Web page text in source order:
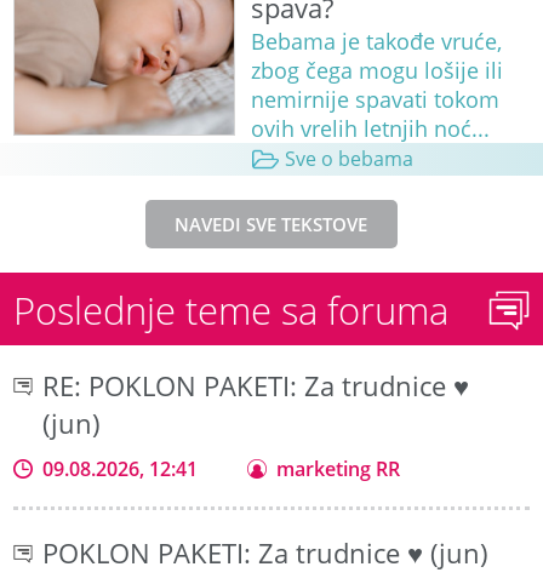
spava?
Bebama je takođe vruće,
zbog čega mogu lošije ili
nemirnije spavati tokom
ovih vrelih letnjih noć...
Sve o bebama
NAVEDI SVE TEKSTOVE
Poslednje teme sa foruma
RE: POKLON PAKETI: Za trudnice ♥
(jun)
09.08.2026, 12:41 marketing RR
POKLON PAKETI: Za trudnice ♥ (jun)